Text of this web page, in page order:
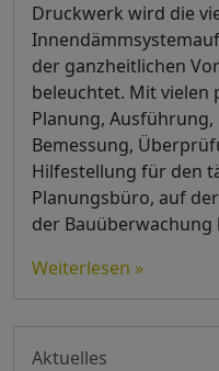
Druckwerk wird die
der ganzheitlichen
beleuchtet. Mit vielen
Planung,
Bemessung,
Hilfestellung für den
Planungsbüro, auf
der Bauüberwachung
Weiterlesen »
Aktuelles